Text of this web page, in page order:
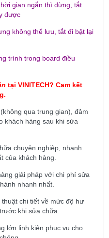
gian ngắn thì dừng, tắt
được
không thể lưu, tắt đi bật lại
trình trong board điều
tại VINITECH? Cam kết
qua trung gian), đảm
khách hàng sau khi sửa
chuyên nghiệp, nhanh
của khách hàng.
giải pháp với chi phí sửa
nhanh nhất.
thuật chi tiết về mức độ hư
khi sửa chữa.
lớn linh kiện phục vụ cho